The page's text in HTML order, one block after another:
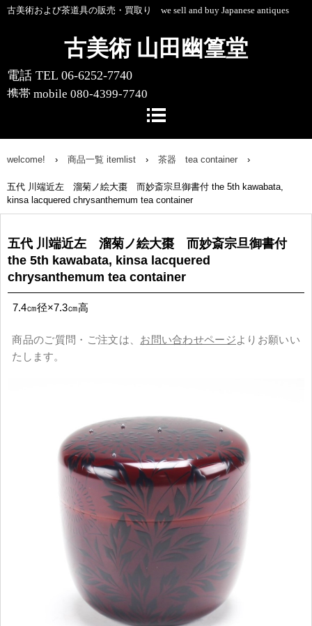
古美術 山田幽篁堂
古美術および茶道具の販売・買取り we sell and buy Japanese antiques
電話 TEL 06-6252-7740
携帯 mobile 080-4399-7740
〒541-0055 大阪市中央区船場中央4-1-
10 船場センタービル10号館1階
welcome! › 商品一覧 itemlist › 茶器 tea container ›
五代 川端近左 溜菊ノ絵大棗 而妙斎宗旦御書付 the 5th kawabata,
kinsa lacquered chrysanthemum tea container
五代 川端近左 溜菊ノ絵大棗 而妙斎宗旦御書付
the 5th kawabata, kinsa lacquered
chrysanthemum tea container
7.4㎝径×7.3㎝高
商品のご質問・ご注文は、 お問い合わせページよりお願いい
たします。